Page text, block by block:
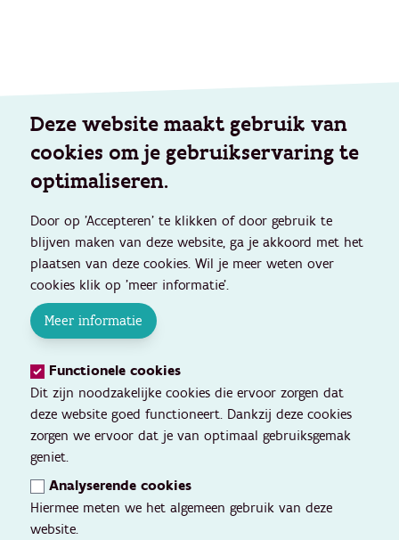
Deze website maakt gebruik van
cookies om je gebruikservaring te
optimaliseren.
Door op 'Accepteren' te klikken of door gebruik te
blijven maken van deze website, ga je akkoord met het
plaatsen van deze cookies. Wil je meer weten over
cookies klik op 'meer informatie'.
Meer informatie
Functionele cookies
Dit zijn noodzakelijke cookies die ervoor zorgen dat
deze website goed functioneert. Dankzij deze cookies
zorgen we ervoor dat je van optimaal gebruiksgemak
geniet.
Analyserende cookies
Hiermee meten we het algemeen gebruik van deze
website.